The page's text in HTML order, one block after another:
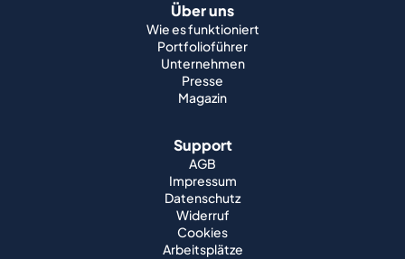
Über uns
Wie es funktioniert
Portfolioführer
Unternehmen
Presse
Magazin
Support
AGB
Impressum
Datenschutz
Widerruf
Cookies
Arbeitsplätze